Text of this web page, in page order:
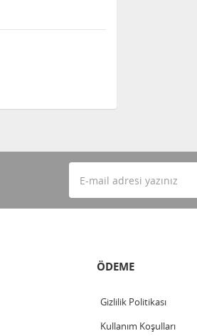
ÖDEME
Gizlilik Politikası
Kullanım Koşulları